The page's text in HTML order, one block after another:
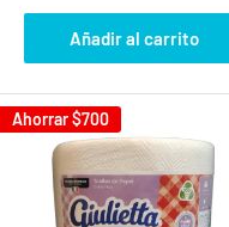
venta
Añadir al carrito
Ahorrar$700